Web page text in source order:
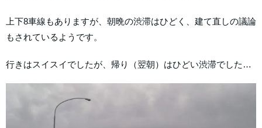
上下8車線もありますが、朝晩の渋滞はひどく、建て直しの議論
もされているようです。
行きはスイスイでしたが、帰り（翌朝）はひどい渋滞でした…